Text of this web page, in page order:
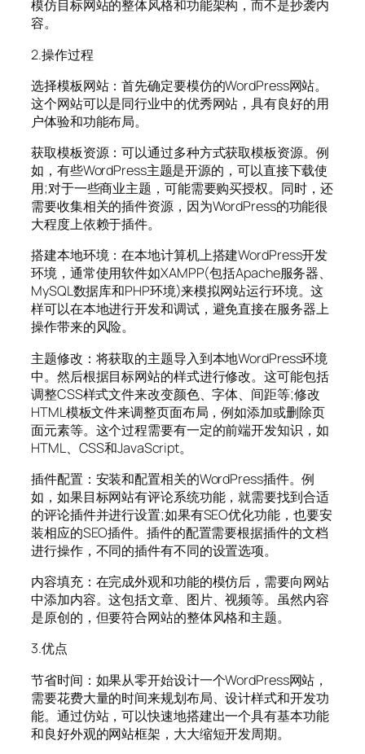
模仿目标网站的整体风格和功能架构，而不是抄袭内
容。
2.操作过程
选择模板网站：首先确定要模仿的WordPress网站。
这个网站可以是同行业中的优秀网站，具有良好的用
户体验和功能布局。
获取模板资源：可以通过多种方式获取模板资源。例
如，有些WordPress主题是开源的，可以直接下载使
用;对于一些商业主题，可能需要购买授权。同时，还
需要收集相关的插件资源，因为WordPress的功能很
大程度上依赖于插件。
搭建本地环境：在本地计算机上搭建WordPress开发
环境，通常使用软件如XAMPP(包括Apache服务器、
MySQL数据库和PHP环境)来模拟网站运行环境。这
样可以在本地进行开发和调试，避免直接在服务器上
操作带来的风险。
主题修改：将获取的主题导入到本地WordPress环境
中。然后根据目标网站的样式进行修改。这可能包括
调整CSS样式文件来改变颜色、字体、间距等;修改
HTML模板文件来调整页面布局，例如添加或删除页
面元素等。这个过程需要有一定的前端开发知识，如
HTML、CSS和JavaScript。
插件配置：安装和配置相关的WordPress插件。例
如，如果目标网站有评论系统功能，就需要找到合适
的评论插件并进行设置;如果有SEO优化功能，也要安
装相应的SEO插件。插件的配置需要根据插件的文档
进行操作，不同的插件有不同的设置选项。
内容填充：在完成外观和功能的模仿后，需要向网站
中添加内容。这包括文章、图片、视频等。虽然内容
是原创的，但要符合网站的整体风格和主题。
3.优点
节省时间：如果从零开始设计一个WordPress网站，
需要花费大量的时间来规划布局、设计样式和开发功
能。通过仿站，可以快速地搭建出一个具有基本功能
和良好外观的网站框架，大大缩短开发周期。